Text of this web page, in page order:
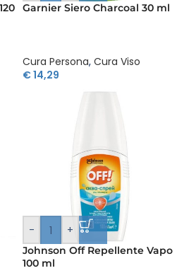
Garnier Siero Charcoal 30 ml
Cura Persona, Cura Viso
€14,29
- +
Johnson Off Repellente Vapo
100 ml